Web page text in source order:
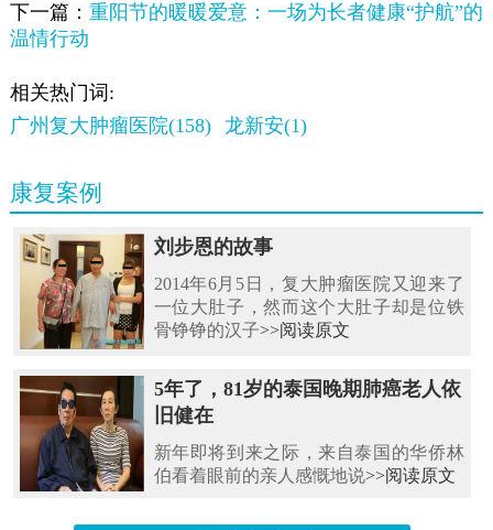
下一篇： 重阳节的暖暖爱意：一场为长者健康“护航”的
温情行动
相关热门词:
广州复大肿瘤医院(158)
龙新安(1)
康复案例
刘步恩的故事
2014年6月5日，复大肿瘤医院又迎来了
一位大肚子，然而这个大肚子却是位铁
骨铮铮的汉子>>阅读原文
5年了，81岁的泰国晚期肺癌老人依
旧健在
新年即将到来之际，来自泰国的华侨林
伯看着眼前的亲人感慨地说>>阅读原文